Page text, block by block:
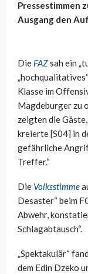
Pressestimmen
Ausgang den
Die FAZsah ein
Klasse im
Magdeburger zu
zeigten die
kreierte [S04] in
gefährliche
Treffer.“
Die Volksstimme
Desaster“ beim
Abwehr,
Schlagabtausch“.
„Spektakulär“
dem Edin Dzeko